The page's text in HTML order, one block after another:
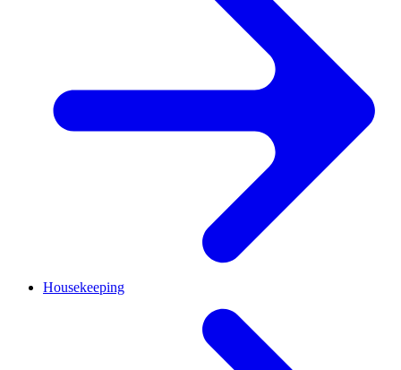
Housekeeping